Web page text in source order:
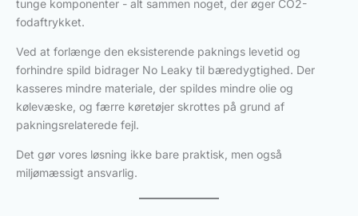
tunge komponenter - alt sammen noget, der øger CO2-
fodaftrykket.
Ved at forlænge den eksisterende paknings levetid og
forhindre spild bidrager No Leaky til bæredygtighed. Der
kasseres mindre materiale, der spildes mindre olie og
kølevæske, og færre køretøjer skrottes på grund af
pakningsrelaterede fejl.
Det gør vores løsning ikke bare praktisk, men også
miljømæssigt ansvarlig.